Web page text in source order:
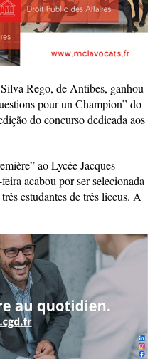
Rego, de Antibes, ganhou
pour un Champion” do
do concurso dedicada aos
ao Lycée Jacques-
acabou por ser selecionada
estudantes de três liceus. A